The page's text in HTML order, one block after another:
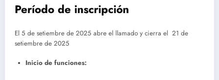
Período de inscripción
El 5 de setiembre de 2025 abre el llamado y cierra el 21 de
setiembre de 2025
Inicio de funciones: